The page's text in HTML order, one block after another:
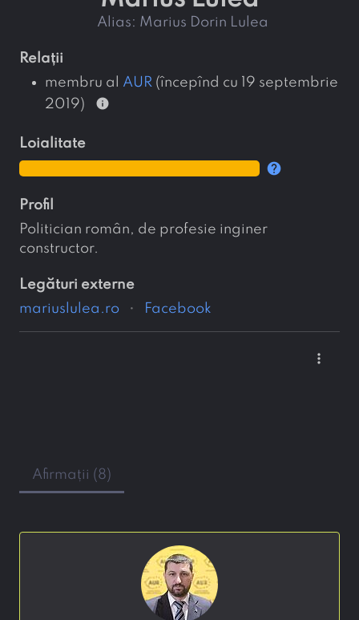
alias: Marius Dorin Lulea
relații
membru al AUR (începînd cu 19 septembrie
2019)
info
loialitate
help
profil
Politician român, de profesie inginer
constructor.
legături externe
mariuslulea.ro
Facebook
more_vert
Afirmații (8)